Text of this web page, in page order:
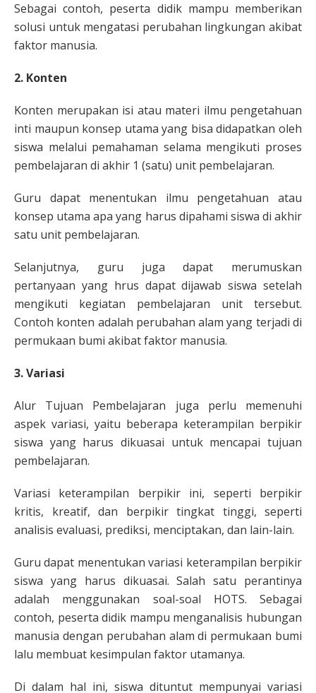
Sebagai contoh, peserta didik mampu memberikan
solusi untuk mengatasi perubahan lingkungan akibat
faktor manusia.
2. Konten
Konten merupakan isi atau materi ilmu pengetahuan
inti maupun konsep utama yang bisa didapatkan oleh
siswa melalui pemahaman selama mengikuti proses
pembelajaran di akhir 1 (satu) unit pembelajaran.
Guru dapat menentukan ilmu pengetahuan atau
konsep utama apa yang harus dipahami siswa di akhir
satu unit pembelajaran.
Selanjutnya, guru juga dapat merumuskan
pertanyaan yang hrus dapat dijawab siswa setelah
mengikuti kegiatan pembelajaran unit tersebut.
Contoh konten adalah perubahan alam yang terjadi di
permukaan bumi akibat faktor manusia.
3. Variasi
Alur Tujuan Pembelajaran juga perlu memenuhi
aspek variasi, yaitu beberapa keterampilan berpikir
siswa yang harus dikuasai untuk mencapai tujuan
pembelajaran.
Variasi keterampilan berpikir ini, seperti berpikir
kritis, kreatif, dan berpikir tingkat tinggi, seperti
analisis evaluasi, prediksi, menciptakan, dan lain-lain.
Guru dapat menentukan variasi keterampilan berpikir
siswa yang harus dikuasai. Salah satu perantinya
adalah menggunakan soal-soal HOTS. Sebagai
contoh, peserta didik mampu menganalisis hubungan
manusia dengan perubahan alam di permukaan bumi
lalu membuat kesimpulan faktor utamanya.
Di dalam hal ini, siswa dituntut mempunyai variasi